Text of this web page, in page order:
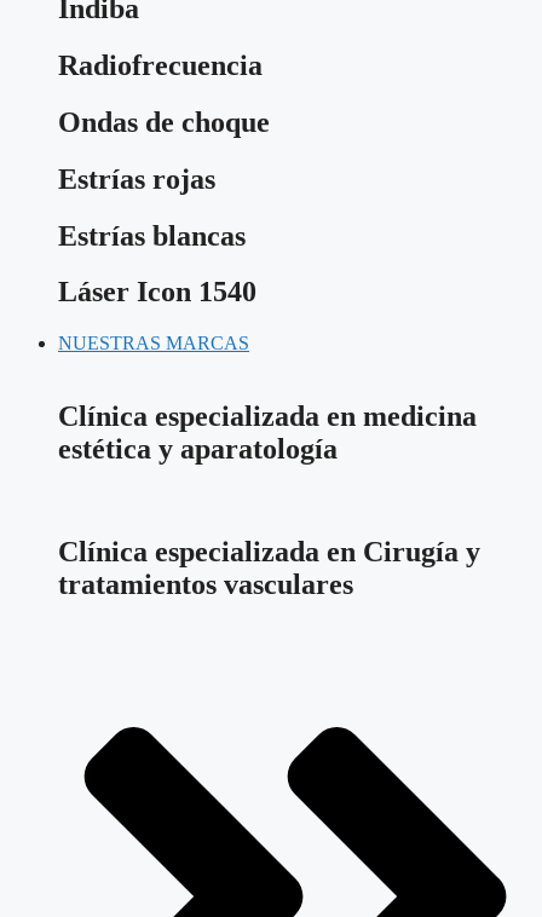
Indiba
Radiofrecuencia
Ondas de choque
Estrías rojas
Estrías blancas
Láser Icon 1540
NUESTRAS MARCAS
Clínica especializada en medicina
estética y aparatología
Clínica especializada en Cirugía y
tratamientos vasculares